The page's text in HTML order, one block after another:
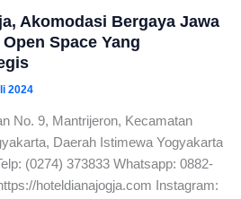
Akomodasi Bergaya Jawa
Space Yang
2024
No. 9, Mantrijeron, Kecamatan
Daerah Istimewa Yogyakarta
(0274) 373833 Whatsapp: 0882-
hoteldianajogja.com Instagram: